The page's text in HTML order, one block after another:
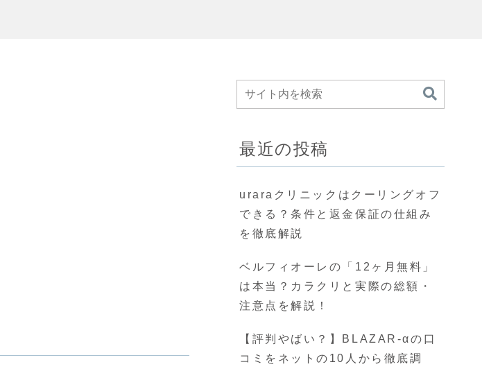
最近の投稿
uraraクリニックはクーリングオフ
できる？条件と返金保証の仕組み
を徹底解説
ベルフィオーレの「12ヶ月無料」
は本当？カラクリと実際の総額・
注意点を解説！
【評判やばい？】BLAZAR-αの口
コミをネットの10人から徹底調